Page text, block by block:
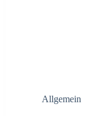
Allgemein